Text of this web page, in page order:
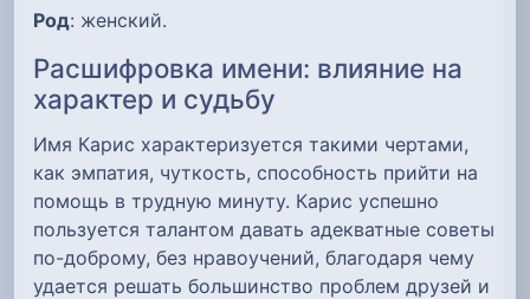
Род: женский.
Расшифровка имени: влияние на
характер и судьбу
Имя Карис характеризуется такими чертами,
как эмпатия, чуткость, способность прийти на
помощь в трудную минуту. Карис успешно
пользуется талантом давать адекватные советы
по-доброму, без нравоучений, благодаря чему
удается решать большинство проблем друзей и